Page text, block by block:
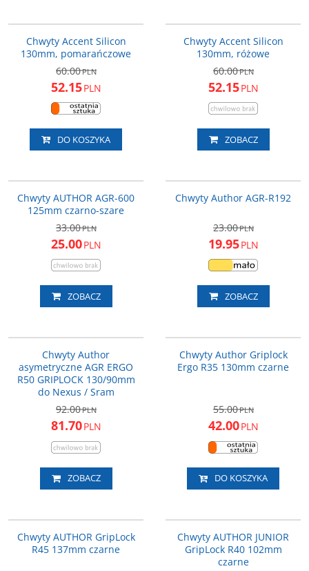
Chwyty Accent Silicon
130mm, pomarańczowe
60.00PLN
52.15PLN
DO KOSZYKA
Chwyty Accent Silicon
130mm, różowe
60.00PLN
52.15PLN
ZOBACZ
Chwyty AUTHOR AGR-600
125mm czarno-szare
33.00PLN
25.00PLN
ZOBACZ
Chwyty Author AGR-R192
23.00PLN
19.95PLN
ZOBACZ
Chwyty Author
asymetryczne AGR ERGO
R50 GRIPLOCK 130/90mm
do Nexus / Sram
92.00PLN
81.70PLN
ZOBACZ
Chwyty Author Griplock
Ergo R35 130mm czarne
55.00PLN
42.00PLN
DO KOSZYKA
Chwyty AUTHOR GripLock
R45 137mm czarne
Chwyty AUTHOR JUNIOR
GripLock R40 102mm
czarne